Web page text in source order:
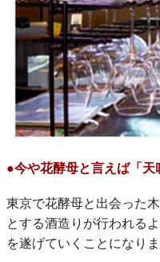
●今や花酵母と言えば「天
東京で花酵母と出会った
とする酒造りが行われる
を遂げていくことになりま